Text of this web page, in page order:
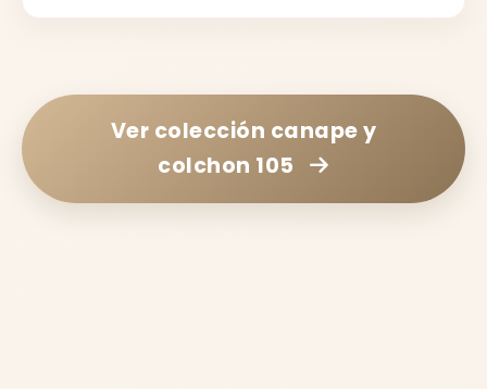
Ver colección canape y
colchon 105